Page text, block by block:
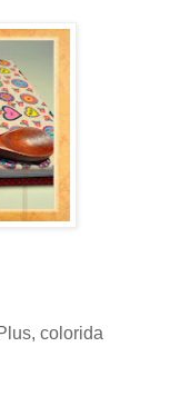
colorida